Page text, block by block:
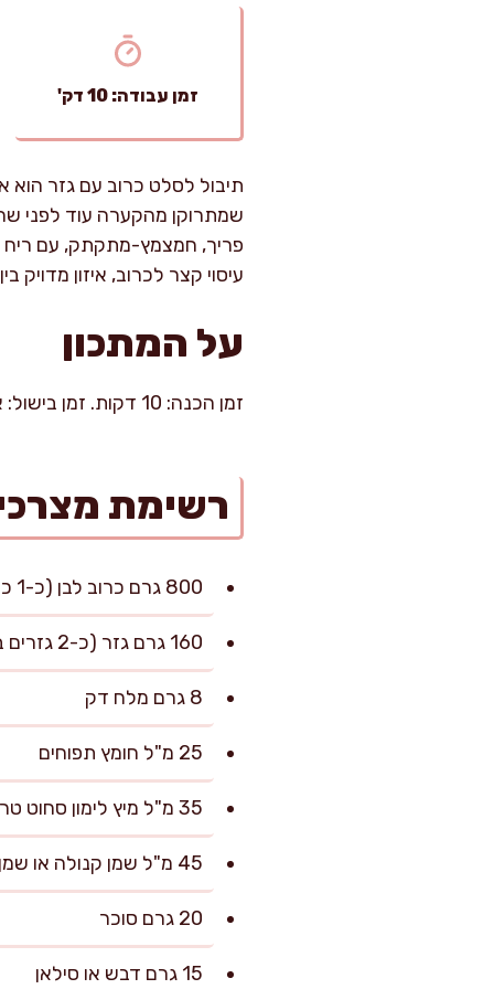
זמן עבודה: 10 דק'
תיבול לסלט כרוב עם גזר הוא
שמתרוקן מהקערה עוד לפני
פריך, חמצמץ-מתקתק, עם ריח
עיסוי קצר לכרוב, איזון
על המתכון
זמן הכנה: 10 דקות. זמן בישול: אין. רמת קושי: קל. כמות: כ-6–8 סועדים כתוספת (או 4 כסלט מרכזי).
רשימת
800 גרם כרוב לבן (כ-1 כרוב בינוני), פרוס דק מאוד
160 גרם גזר (כ-2 גזרים בינוניים), מגורד גס
8 גרם מלח דק
25 מ"ל חומץ תפוחים
35 מ"ל מיץ לימון סחוט טרי
45 מ"ל שמן קנולה או שמן זרעי ענבים
20 גרם סוכר
15 גרם דבש או סילאן